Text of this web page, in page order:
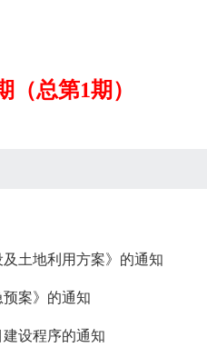
（总第1期）
土地利用方案》的通知
案》的通知
设程序的通知